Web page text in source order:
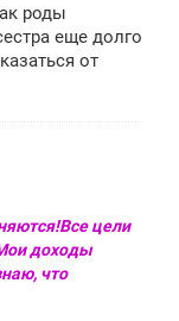
роды
еще долго
от
цели
доходы
что